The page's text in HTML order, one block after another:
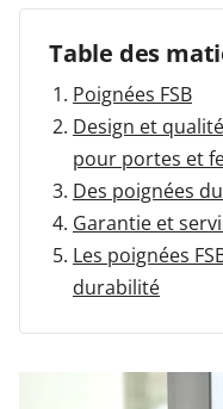
Baies vitrées
Portes
Protections
Garages &
Clôtures et
Table des
Poignées FSB
Design et
pour portes et
Des poignées
Garantie et
Les poignées
durabilité